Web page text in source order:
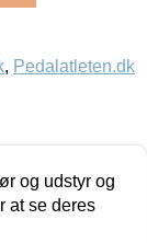
, Pedalatleten.dk
og udstyr og
at se deres